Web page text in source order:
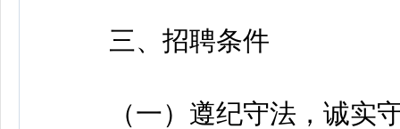
三、招聘条件
（一）遵纪守法，诚实守